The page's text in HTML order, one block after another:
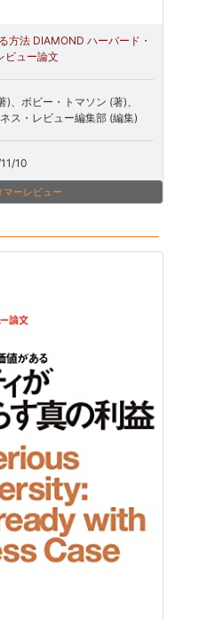
方法 DIAMOND ハーバード・
ビュー論文
、ボビー・トマソン (著)、
ス・レビュー編集部 (編集)
10
ーレビュー